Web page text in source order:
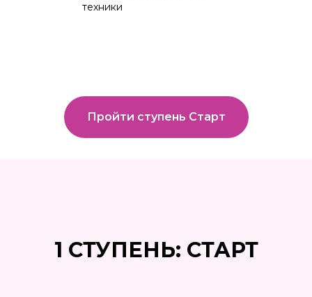
техники
Пройти ступень Старт
1 СТУПЕНЬ: СТАРТ